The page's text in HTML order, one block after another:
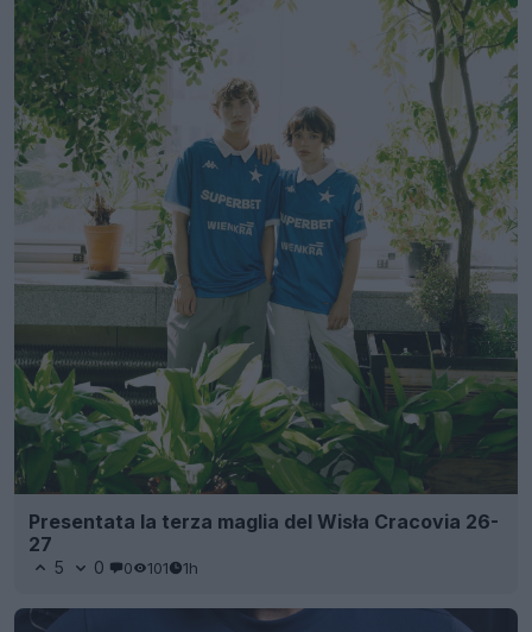
Presentata la terza maglia del Wisła Cracovia 26-
27
5 0 0 101 1h